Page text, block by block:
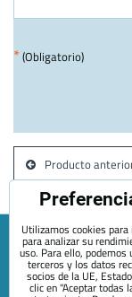
*(Obligatorio)
Producto
Mapa de la página web
Envío y devolución
Utilizamos cookies
para analizar su
uso. Para ello,
terceros y los datos
socios de la UE,
clic en "Aceptar todas